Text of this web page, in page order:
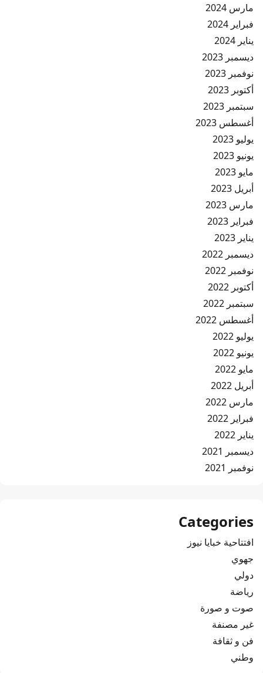
مارس 2024
فبراير 2024
يناير 2024
ديسمبر 2023
نوفمبر 2023
أكتوبر 2023
سبتمبر 2023
أغسطس 2023
يوليو 2023
يونيو 2023
مايو 2023
أبريل 2023
مارس 2023
فبراير 2023
يناير 2023
ديسمبر 2022
نوفمبر 2022
أكتوبر 2022
سبتمبر 2022
أغسطس 2022
يوليو 2022
يونيو 2022
مايو 2022
أبريل 2022
مارس 2022
فبراير 2022
يناير 2022
ديسمبر 2021
نوفمبر 2021
Categories
افتتاحية خبايا نيوز
جهوي
دولي
رياضة
صوت و صورة
غير مصنفة
فن و ثقافة
وطني